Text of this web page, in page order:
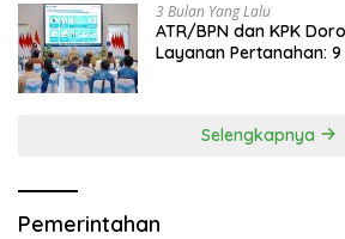
3 Bulan Yang Lalu
ATR/BPN dan KPK
Layanan Pertanahan:
Selengkapnya
Pemerintahan